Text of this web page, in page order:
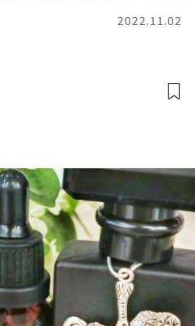
2022.11.02